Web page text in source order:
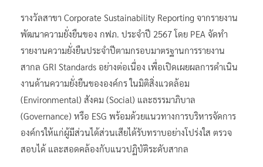
รางวัลสาขา Corporate Sustainability Reporting จากรายงาน
พัฒนาความยั่งยืนของ กฟภ. ประจำปี 2567 โดย PEA จัดทำ
รายงานความยั่งยืนประจำปีตามกรอบมาตรฐานการรายงาน
สากล GRI Standards อย่างต่อเนื่อง เพื่อเปิดเผยผลการดำเนิน
งานด้านความยั่งยืนขององค์กร ในมิติสิ่งแวดล้อม
(Environmental) สังคม (Social) และธรรมาภิบาล
(Governance) หรือ ESG พร้อมด้วยแนวทางการบริหารจัดการ
องค์กรให้แก่ผู้มีส่วนได้ส่วนเสียได้รับทราบอย่างโปร่งใส ตรวจ
สอบได้ และสอดคล้องกับแนวปฏิบัติระดับสากล